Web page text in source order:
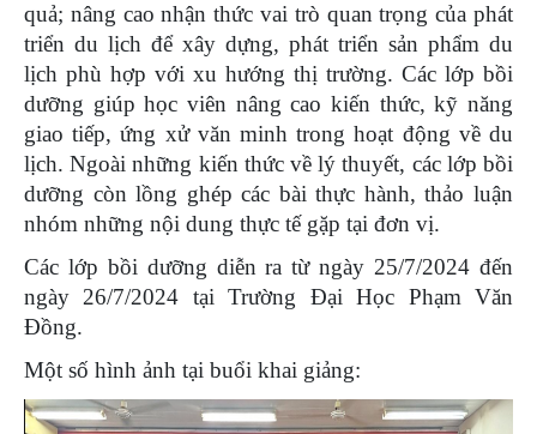
quả; nâng cao nhận thức vai trò quan trọng của phát
triển du lịch để xây dựng, phát triển sản phẩm du
lịch phù hợp với xu hướng thị trường. Các lớp bồi
dưỡng giúp học viên nâng cao kiến thức, kỹ năng
giao tiếp, ứng xử văn minh trong hoạt động về du
lịch. Ngoài những kiến thức về lý thuyết, các lớp bồi
dưỡng còn lồng ghép các bài thực hành, thảo luận
nhóm những nội dung thực tế gặp tại đơn vị.
Các lớp bồi dưỡng diễn ra từ ngày 25/7/2024 đến
ngày 26/7/2024 tại Trường Đại Học Phạm Văn
Đồng.
Một số hình ảnh tại buổi khai giảng: